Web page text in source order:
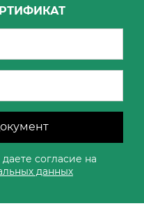
согласие на
данных